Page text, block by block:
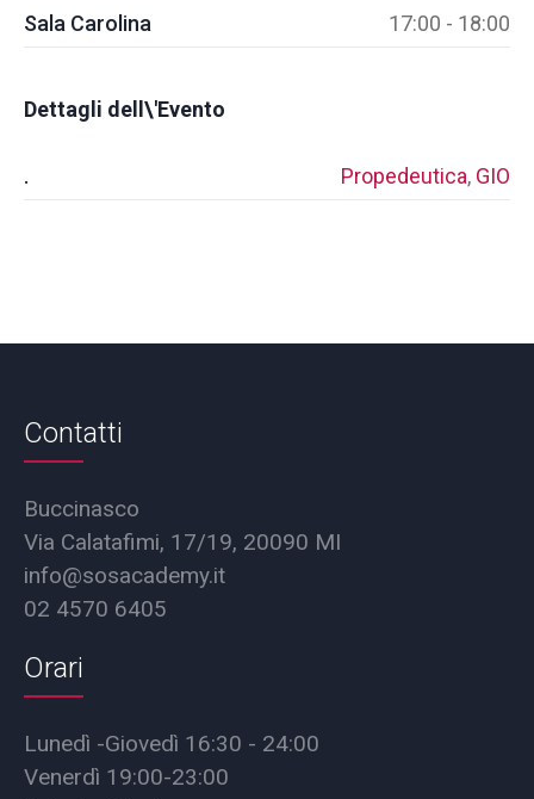
Sala Carolina 17:00 - 18:00
Dettagli dell\'Evento
. Propedeutica, GIO
Contatti
Buccinasco
Via Calatafimi, 17/19, 20090 MI
info@sosacademy.it
02 4570 6405
Orari
Lunedì -Giovedì 16:30 - 24:00
Venerdì 19:00-23:00